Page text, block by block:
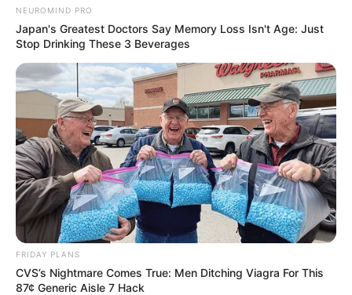
NEUROMIND PRO
Japan's Greatest Doctors Say Memory Loss Isn't Age: Just
Stop Drinking These 3 Beverages
FRIDAY PLANS
CVS’s Nightmare Comes True: Men Ditching Viagra For This
87¢ Generic Aisle 7 Hack